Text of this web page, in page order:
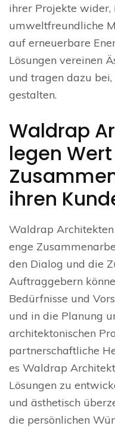
ihrer Projekte wider,
umweltfreundliche
auf erneuerbare
Lösungen vereinen
und tragen dazu
gestalten.
Waldrap
legen
ihren
Waldrap
enge
den Dialog und die
Auftraggebern
Bedürfnisse und
und in die Planung
architektonischen
partnerschaftliche
es Waldrap
Lösungen zu
und ästhetisch
die persönlichen